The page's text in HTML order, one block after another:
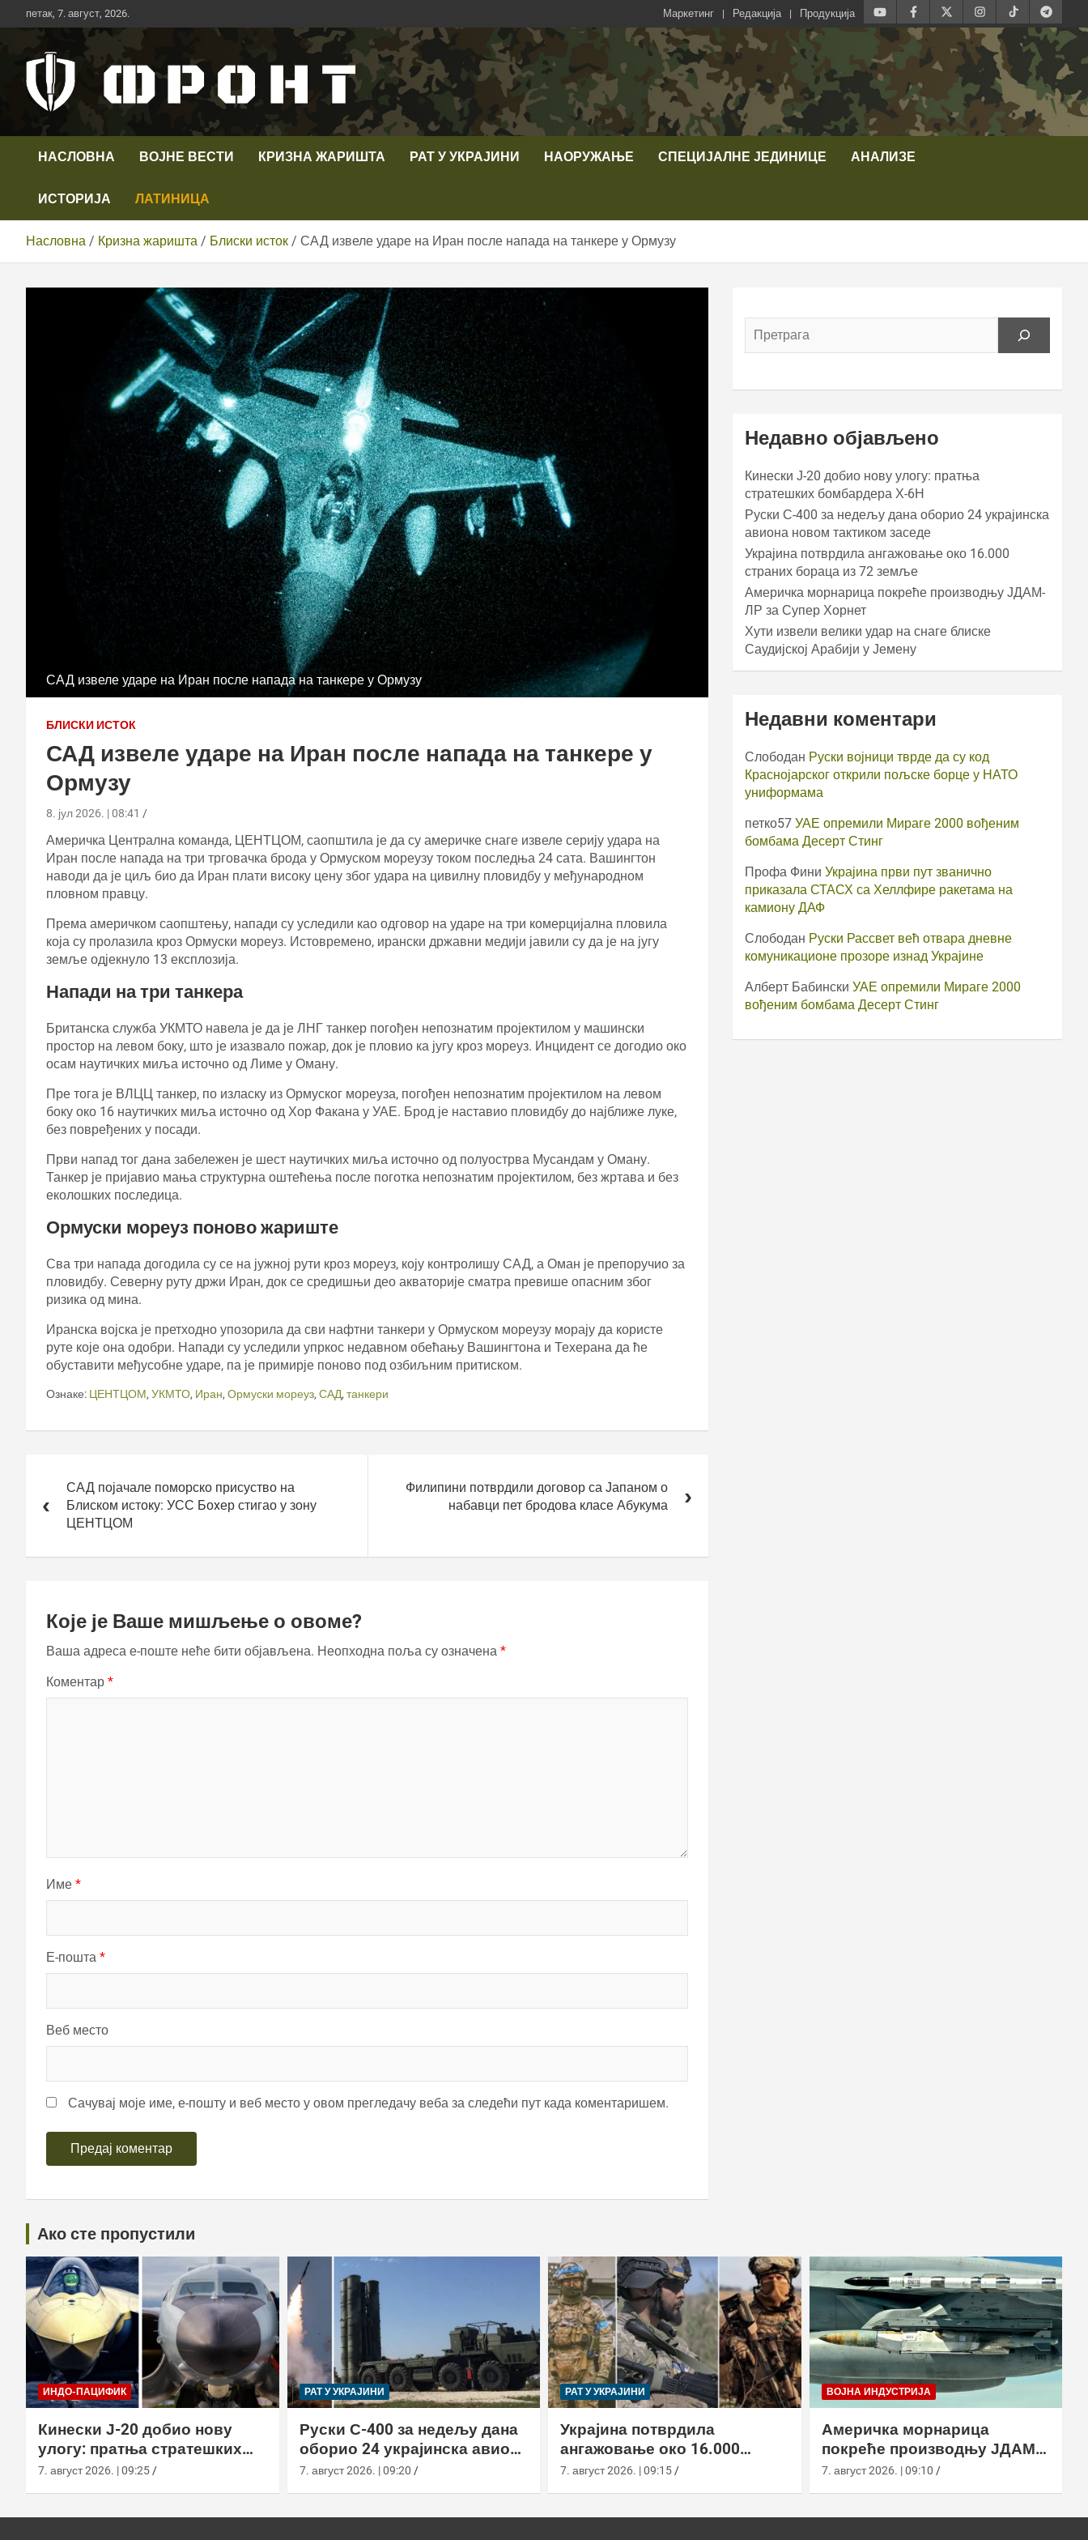
Скип
то
петак, 7. август, 2026. Маркетинг Редакција Продукција
Телевизија ФРОНТ
НАСЛОВНА ВОЈНЕ ВЕСТИ КРИЗНА ЖАРИШТА РАТ У УКРАЈИНИ НАОРУЖАЊЕ СПЕЦИЈАЛНЕ ЈЕДИНИЦЕ АНАЛИЗЕ
ИСТОРИЈА ЛАТИНИЦА
Насловна Кризна жаришта Блиски исток САД извеле ударе на Иран после напада на танкере у Ормузу
САД извеле ударе на Иран после напада на танкере у Ормузу
БЛИСКИ ИСТОК
САД извеле ударе на Иран после напада на танкере у
Ормузу
8. јул 2026. | 08:41
Америчка Централна команда, ЦЕНТЦОМ, саопштила је да су америчке снаге извеле серију удара на
Иран после напада на три трговачка брода у Ормуском мореузу током последња 24 сата. Вашингтон
наводи да је циљ био да Иран плати високу цену због удара на цивилну пловидбу у међународном
пловном правцу.
Према америчком саопштењу, напади су уследили као одговор на ударе на три комерцијална пловила
која су пролазила кроз Ормуски мореуз. Истовремено, ирански државни медији јавили су да је на југу
земље одјекнуло 13 експлозија.
Напади на три танкера
Британска служба УКМТО навела је да је ЛНГ танкер погођен непознатим пројектилом у машински
простор на левом боку, што је изазвало пожар, док је пловио ка југу кроз мореуз. Инцидент се догодио око
осам наутичких миља источно од Лиме у Оману.
Пре тога је ВЛЦЦ танкер, по изласку из Ормуског мореуза, погођен непознатим пројектилом на левом
боку око 16 наутичких миља источно од Хор Факана у УАЕ. Брод је наставио пловидбу до најближе луке,
без повређених у посади.
Први напад тог дана забележен је шест наутичких миља источно од полуострва Мусандам у Оману.
Танкер је пријавио мања структурна оштећења после поготка непознатим пројектилом, без жртава и без
еколошких последица.
Ормуски мореуз поново жариште
Сва три напада догодила су се на јужној рути кроз мореуз, коју контролишу САД, а Оман је препоручио за
пловидбу. Северну руту држи Иран, док се средишњи део акваторије сматра превише опасним због
ризика од мина.
Иранска војска је претходно упозорила да сви нафтни танкери у Ормуском мореузу морају да користе
руте које она одобри. Напади су уследили упркос недавном обећању Вашингтона и Техерана да ће
обуставити међусобне ударе, па је примирје поново под озбиљним притиском.
Ознаке: ЦЕНТЦОМ, УКМТО, Иран, Ормуски мореуз, САД, танкери
чланкаСАД појачале поморско присуство на
Блиском истоку: УСС Боxер стигао у зону
ЦЕНТЦОМ
Филипини потврдили договор са Јапаном о
набавци пет бродова класе Абукума
Које је Ваше мишљење о овоме?
Ваша адреса е-поште неће бити објављена. Неопходна поља су означена *
Коментар *
Име *
Е-пошта *
Веб место
Сачувај моје име, е-пошту и веб место у овом прегледачу веба за следећи пут када коментаришем.
Недавно објављено
Кинески Ј-20 добио нову улогу: пратња
стратешких бомбардера Х-6Н
Руски С-400 за недељу дана оборио 24 украјинска
авиона новом тактиком заседе
Украјина потврдила ангажовање око 16.000
страних бораца из 72 земље
Америчка морнарица покреће производњу ЈДАМ-
ЛР за Супер Хорнет
Хути извели велики удар на снаге блиске
Саудијској Арабији у Јемену
Недавни коментари
Слободан Руски војници тврде да су код
Краснојарског открили пољске борце у НАТО
униформама
петко57 УАЕ опремили Мираге 2000 вођеним
бомбама Десерт Стинг
Профа Фини Украјина први пут званично
приказала СТАСХ са Хеллфире ракетама на
камиону ДАФ
Слободан Руски Рассвет већ отвара дневне
комуникационе прозоре изнад Украјине
Алберт Бабински УАЕ опремили Мираге 2000
вођеним бомбама Десерт Стинг
Ако сте пропустили
ИНДО-ПАЦИФИК
Кинески Ј-20 добио нову
улогу: пратња стратешких
бомбардера Х-6Н
7. август 2026. | 09:25
РАТ У УКРАЈИНИ
Руски С-400 за недељу дана
оборио 24 украјинска авиона
новом тактиком заседе
7. август 2026. | 09:20
РАТ У УКРАЈИНИ
Украјина потврдила
ангажовање око 16.000
страних бораца из 72 земље
7. август 2026. | 09:15
ВОЈНА ИНДУСТРИЈА
Америчка морнарица
покреће производњу ЈДАМ-
ЛР за Супер Хорнет
7. август 2026. | 09:10